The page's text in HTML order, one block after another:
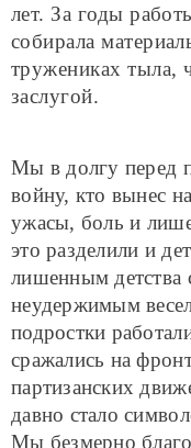
лет. За годы
собирала
тружениках тыла,
заслугой.
Мы в долгу перед
войну, кто вынес
ужасы, боль и
это разделили и
лишенным детства
неудержимым
подростки
сражались на
партизанских
давно стало
Мы безмерно